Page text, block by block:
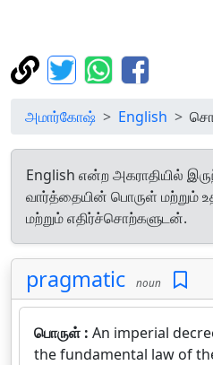
அமார்கோஷ் English
English என்ற அகராதியில்
வார்த்தையின் பொருள்
மற்றும் எதிர்ச்சொற்களுடன்.
pragmatic noun
பொருள் : An imperial
the fundamental law of